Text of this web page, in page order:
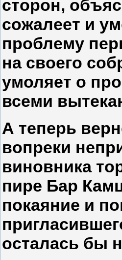
сторон,
сожалеет и
проблему
на своего
умоляет о
всеми
А теперь
вопреки
виновника
пире Бар
покаяние и
осталась бы